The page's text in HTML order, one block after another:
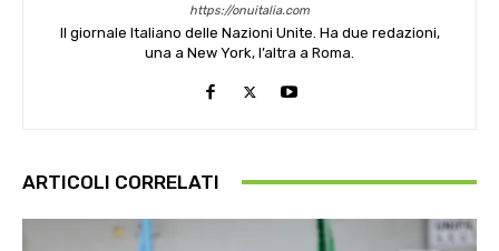
https://onuitalia.com
Il giornale Italiano delle Nazioni Unite. Ha due redazioni,
una a New York, l’altra a Roma.
ARTICOLI CORRELATI